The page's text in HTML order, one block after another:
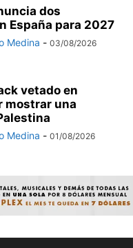
dos
España para 2027
Medina - 03/08/2026
vetado en
mostrar una
Medina - 01/08/2026